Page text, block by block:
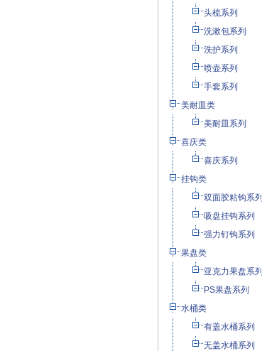
头梳系列
洗漱包系列
洗护系列
喷壶系列
手套系列
美耐皿类
美耐皿系列
喜庆类
喜庆系列
挂钩类
双面胶粘钩系列
吸盘挂钩系列
强力钉钩系列
果盘类
亚克力果盘系列
PS果盘系列
水桶类
有盖水桶系列
无盖水桶系列